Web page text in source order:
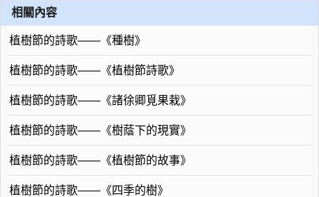
相關內容
植樹節的詩歌——《種樹》
植樹節的詩歌——《植樹節詩歌》
植樹節的詩歌——《諸徐卿覓果栽》
植樹節的詩歌——《樹蔭下的現實》
植樹節的詩歌——《植樹節的故事》
植樹節的詩歌——《四季的樹》